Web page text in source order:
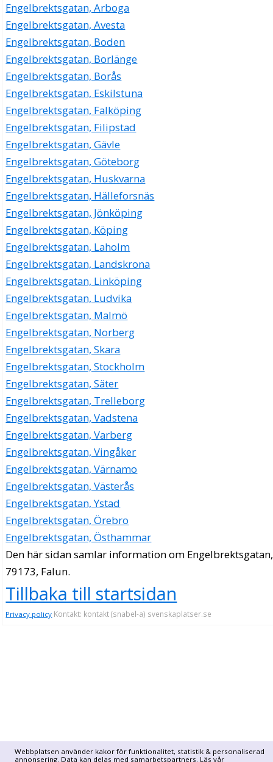
Webbplatsen använder kakor för funktionalitet, statistik & personaliserad
annonsering. Data kan delas med samarbetspartners. Läs vår
Leif Göran Kronqvist
023-69125
Engelbrektsgatan 45 Lgh 1201, 79160 Falun
Antikkonsult - Åke Eriksson
Axel Erik Åke Eriksson
0246-51275
Engelbrektsgatan 45 Lgh 1302, 79160 Falun
Olsson, Per Ola
023-32689
Engelbrektsgatan 53 A Lgh 1002, 79173 Falun
Dala Dokumentservice
Sylvia Lomaeus
023-40370
Engelbrektsgatan 54 Lgh 1101, 79160 Falun
Grycksbo Miljöservice
Pollack Stig Gustav Olsson
Engelbrektsgatan 54 Lgh 1101, 79160 Falun
Karlsson, Roger Arne
0243-226962
Engelbrektsgatan 56 Lgh 1202, 79160 Falun
AB Ingemar in global emerging market
Karl Ingemar Hellman
Båtsarvet Företagstjänst AB
Anna Kristina Stenberg
070-6711075
Engelbrektsgatan 69 B, 79173 Falun
Durbit AB
Dick Urban Stenberg
Engelbrektsgatan 69 B, 79173 Falun
IGS ITSISU Global Services AB
Kjell Stefan Bergström
Engelbrektsgatan 69 B, 79173 Falun
Ulrika Sieder Terapi/Coaching AB
Hedvig Ulrika Margareta Sieder Hedin
Engelbrektsgatan 71, 79173 Falun
Viktoria Matsegård
018-557140
Engelbrektsgatan 9, 79162 Falun
Engelbrektsgatan, Arboga
Engelbrektsgatan, Avesta
Engelbrektsgatan, Boden
Engelbrektsgatan, Borlänge
Engelbrektsgatan, Borås
Engelbrektsgatan, Eskilstuna
Engelbrektsgatan, Falköping
Engelbrektsgatan, Filipstad
Engelbrektsgatan, Gävle
Engelbrektsgatan, Göteborg
Engelbrektsgatan, Huskvarna
Engelbrektsgatan, Hälleforsnäs
Engelbrektsgatan, Jönköping
Engelbrektsgatan, Köping
Engelbrektsgatan, Laholm
Engelbrektsgatan, Landskrona
Engelbrektsgatan, Linköping
Engelbrektsgatan, Ludvika
Engelbrektsgatan, Malmö
Engelbrektsgatan, Norberg
Engelbrektsgatan, Skara
Engelbrektsgatan, Stockholm
Engelbrektsgatan, Säter
Engelbrektsgatan, Trelleborg
Engelbrektsgatan, Vadstena
Engelbrektsgatan, Varberg
Engelbrektsgatan, Vingåker
Engelbrektsgatan, Värnamo
Engelbrektsgatan, Västerås
Engelbrektsgatan, Ystad
Engelbrektsgatan, Örebro
Engelbrektsgatan, Östhammar
Den här sidan samlar information om Engelbrektsgatan,
79173, Falun.
Tillbaka till startsidan
Privacy policy Kontakt: kontakt (snabel-a) svenskaplatser.se